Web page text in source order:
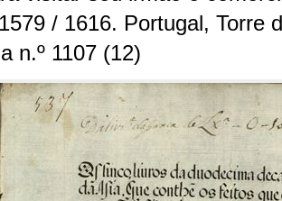
/ 1616. Portugal, Torre
n.º 1107 (12)